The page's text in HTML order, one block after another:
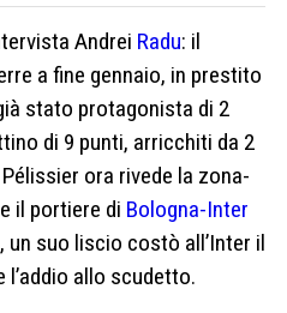
Andrei Radu: il
a fine gennaio, in prestito
stato protagonista di 2
di 9 punti, arricchiti da 2
ora rivede la zona-
il portiere di Bologna-Inter
un suo liscio costò all’Inter il
l’addio allo scudetto.